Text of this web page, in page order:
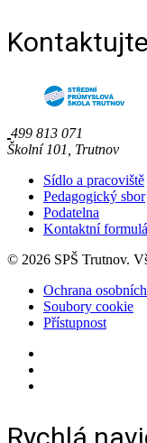
499 813 071
Školní 101, Trutnov
Sídlo a pracoviště
Pedagogický sbor
Podatelna
Kontaktní
© 2026 SPŠ Trutnov.
Ochrana
Soubory cookie
Přístupnost